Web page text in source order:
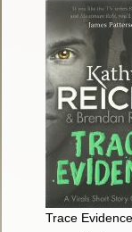
Trace